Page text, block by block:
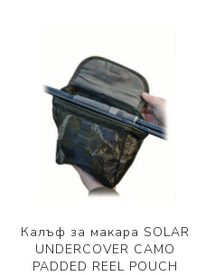
Калъф за макара SOLAR
UNDERCOVER CAMO
PADDED REEL POUCH